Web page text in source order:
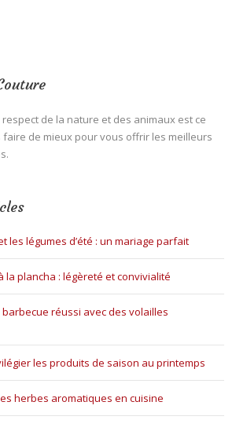
de la nature et des animaux est ce
de mieux pour vous offrir les meilleurs
les légumes d’été : un mariage parfait
la plancha : légèreté et convivialité
réussi avec des volailles
les produits de saison au printemps
herbes aromatiques en cuisine